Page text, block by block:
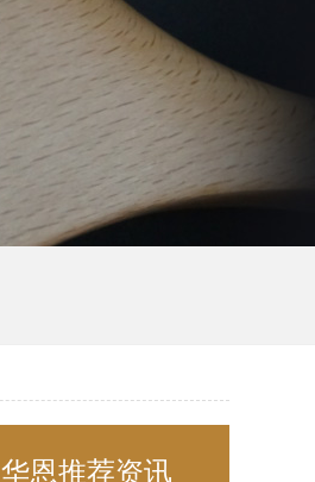
华恩推荐资讯